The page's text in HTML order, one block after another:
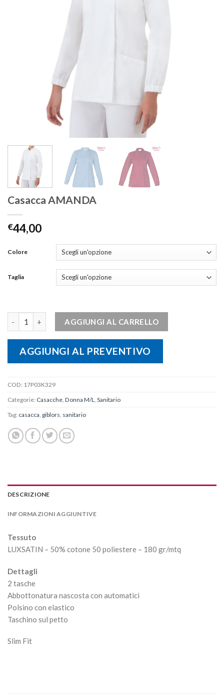
Casacca AMANDA
€44,00
Colore
Taglia
AGGIUNGI AL CARRELLO
AGGIUNGI AL PREVENTIVO
COD: 17P03K329
Categorie: Casacche Donna M/L Sanitario
Tag: casacca giblors sanitario
DESCRIZIONE
INFORMAZIONI AGGIUNTIVE
Tessuto
LUXSATIN – 50% cotone 50 poliestere – 180 gr/mtq
Dettagli
2 tasche
Abbottonatura nascosta con automatici
Polsino con elastico
Taschino sul petto
Slim Fit